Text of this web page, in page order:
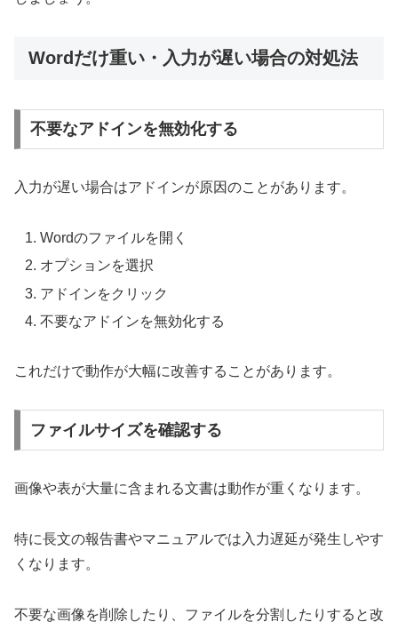
Wordだけ重い・入力が遅い場合の対処法
不要なアドインを無効化する
入力が遅い場合はアドインが原因のことがあります。
Wordのファイルを開く
オプションを選択
アドインをクリック
不要なアドインを無効化する
これだけで動作が大幅に改善することがあります。
ファイルサイズを確認する
画像や表が大量に含まれる文書は動作が重くなります。
特に長文の報告書やマニュアルでは入力遅延が発生しやす
くなります。
不要な画像を削除したり、ファイルを分割したりすると改